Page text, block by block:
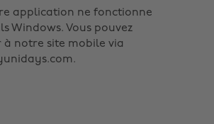
application ne fonctionne
Windows. Vous pouvez
notre site mobile via